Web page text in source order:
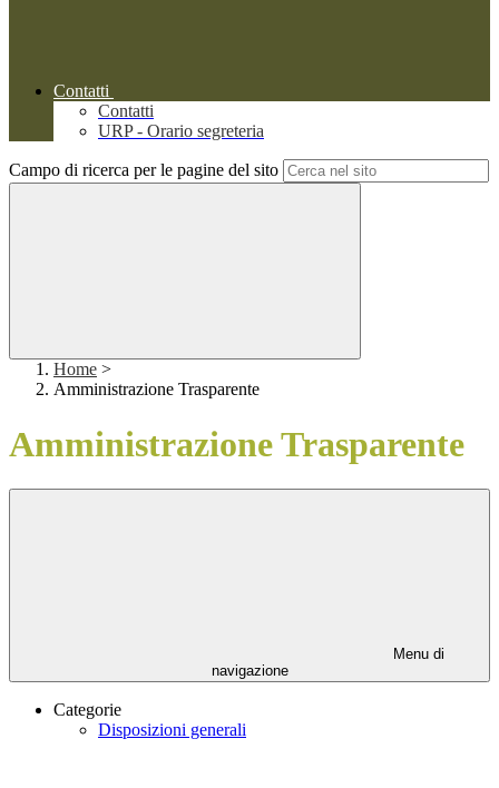
Contatti
Contatti
URP - Orario segreteria
Campo di ricerca per le pagine del sito
Home >
Amministrazione Trasparente
Amministrazione Trasparente
Menu di
navigazione
Categorie
Disposizioni generali